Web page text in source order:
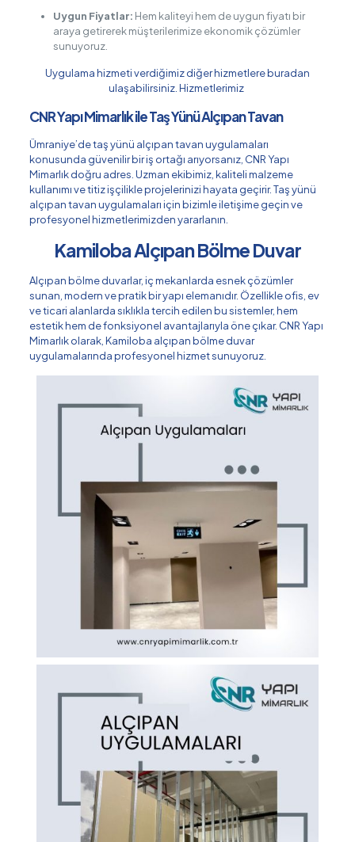
Uygun Fiyatlar: Hem kaliteyi hem de uygun fiyatı bir
araya getirerek müşterilerimize ekonomik çözümler
sunuyoruz.
Uygulama hizmeti verdiğimiz diğer hizmetlere buradan
ulaşabilirsiniz.Hizmetlerimiz
CNR Yapı Mimarlık ile Taş Yünü Alçıpan Tavan
Ümraniye’de taş yünü alçıpan tavan uygulamaları
konusunda güvenilir bir iş ortağı arıyorsanız, CNR Yapı
Mimarlık doğru adres. Uzman ekibimiz, kaliteli malzeme
kullanımı ve titiz işçilikle projelerinizi hayata geçirir. Taş yünü
alçıpan tavan uygulamaları için bizimle iletişime geçin ve
profesyonel hizmetlerimizden yararlanın.
Kamiloba Alçıpan Bölme Duvar
Alçıpan bölme duvarlar, iç mekanlarda esnek çözümler
sunan, modern ve pratik bir yapı elemanıdır. Özellikle ofis, ev
ve ticari alanlarda sıklıkla tercih edilen bu sistemler, hem
estetik hem de fonksiyonel avantajlarıyla öne çıkar. CNR Yapı
Mimarlık olarak, Kamiloba alçıpan bölme duvar
uygulamalarında profesyonel hizmet sunuyoruz.